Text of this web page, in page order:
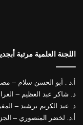
اللجنة العلمية مرتبة
أ.د . أبو الحسن سلام –
د. شاكر عبد العظيم –
د. عبد الكريم برشيد –
أ.د. لخضر المنصوري –